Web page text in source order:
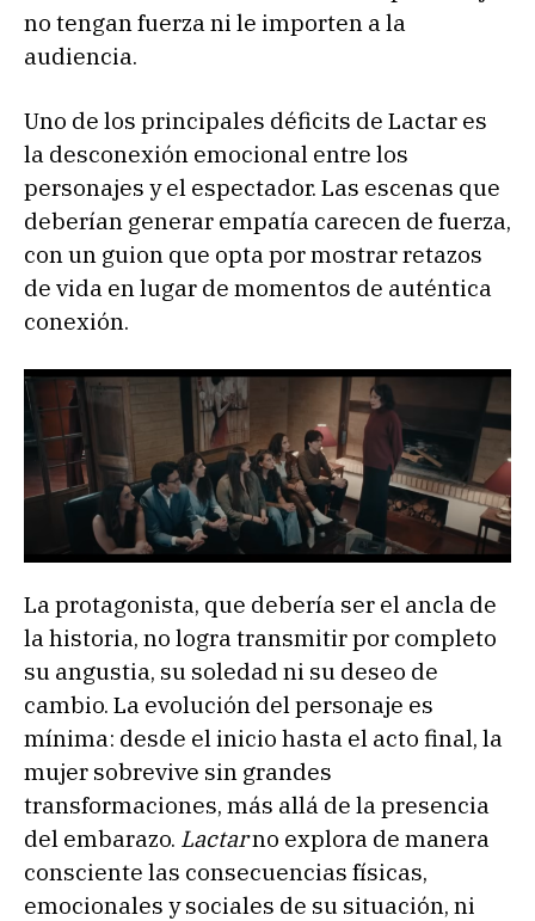
no tengan fuerza ni le importen a la
audiencia.
Uno de los principales déficits de Lactar es
la desconexión emocional entre los
personajes y el espectador. Las escenas que
deberían generar empatía carecen de fuerza,
con un guion que opta por mostrar retazos
de vida en lugar de momentos de auténtica
conexión.
La protagonista, que debería ser el ancla de
la historia, no logra transmitir por completo
su angustia, su soledad ni su deseo de
cambio. La evolución del personaje es
mínima: desde el inicio hasta el acto final, la
mujer sobrevive sin grandes
transformaciones, más allá de la presencia
del embarazo. Lactarno explora de manera
consciente las consecuencias físicas,
emocionales y sociales de su situación, ni